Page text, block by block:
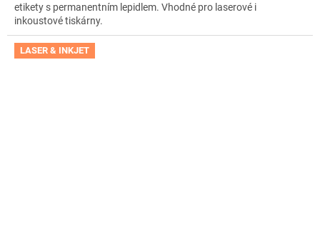
etikety s permanentním lepidlem. Vhodné pro laserové i
inkoustové tiskárny.
LASER & INKJET